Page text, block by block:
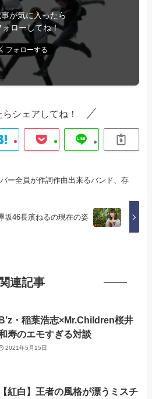
が気に入ったら
ォローしてね！
シェアしてね！
バー全員が作詞作曲出来るバンド、存
坂46長濱ねるの現在の姿
関連記事
・稲葉浩志×Mr.Children桜井
寿のエモすぎる対談
2021年5月15日
【紅白】王者の風格が漂うミスチ